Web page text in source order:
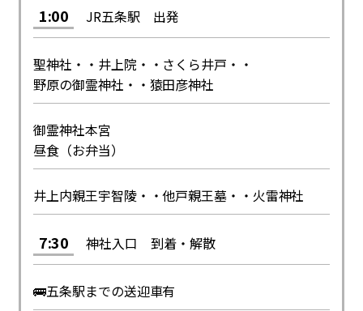
1:00 JR五条駅 出発
聖神社・・井上院・・さくら井戸・・
野原の御霊神社・・猿田彦神社
御霊神社本宮
昼食（お弁当）
井上内親王宇智陵・・他戸親王墓・・火雷神社
7:30 神社入口 到着・解散
🚌五条駅までの送迎車有